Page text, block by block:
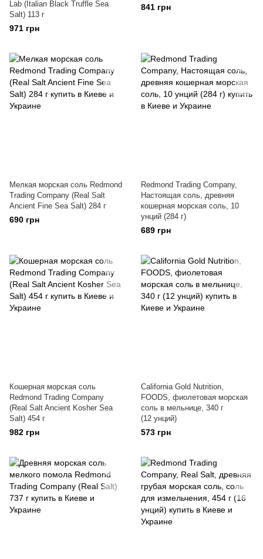
Lab (Italian Black Truffle Sea
Salt) 113 г
971 грн
841 грн
Мелкая морская соль Redmond
Trading Company (Real Salt
Ancient Fine Sea Salt) 284 г
690 грн
Redmond Trading Company,
Настоящая соль, древняя
кошерная морская соль, 10
унций (284 г)
689 грн
Кошерная морская соль
Redmond Trading Company
(Real Salt Ancient Kosher Sea
Salt) 454 г
982 грн
California Gold Nutrition,
FOODS, фиолетовая морская
соль в мельнице, 340 г
(12 унций)
573 грн